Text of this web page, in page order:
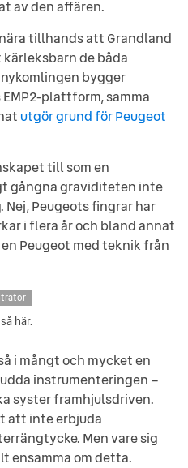
av den affären.
tillhands att Grandland
de båda
bygger
plattform, samma
utgör grund för Peugeot
till som en
gångna graviditeten inte
Peugeots fingrar har
i flera år och bland annat
Peugeot med teknik från
här.
i mångt och mycket en
instrumenteringen –
syster framhjulsdriven.
att inte erbjuda
Men vare sig
ensamma om detta.